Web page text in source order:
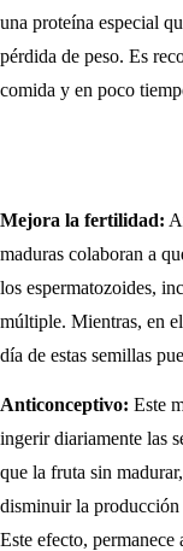
una proteína especial
pérdida de peso. Es
comida y en poco
Mejora la fertilidad:
maduras colaboran a
los espermatozoides,
múltiple. Mientras, en
día de estas semillas
Anticonceptivo: Este
ingerir diariamente las
que la fruta sin
disminuir la producción
Este efecto,